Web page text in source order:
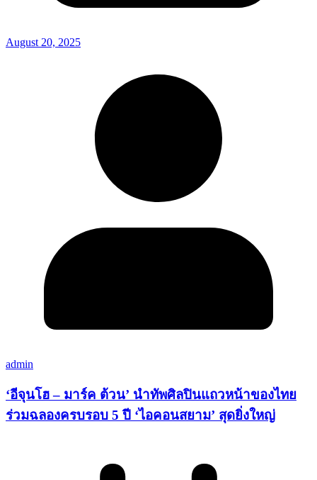
August 20, 2025
admin
‘อีจุนโฮ – มาร์ค ต้วน’ นำทัพศิลปินแถวหน้าของไทย
ร่วมฉลองครบรอบ 5 ปี ‘ไอคอนสยาม’ สุดยิ่งใหญ่